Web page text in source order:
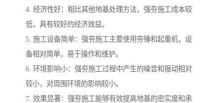
4. 经济性好：相比其他地基处理方法，强夯施工成本较
低，具有较好的经济效益。
5. 施工设备简单：强夯施工主要使用夯锤和起重机，设
备相对简单，易于操作和维护。
6. 环境影响小：强夯施工过程中产生的噪音和振动相对
较小，对周围环境的影响较小。
7. 效果显著：强夯施工能够有效提高地基的密实度和承